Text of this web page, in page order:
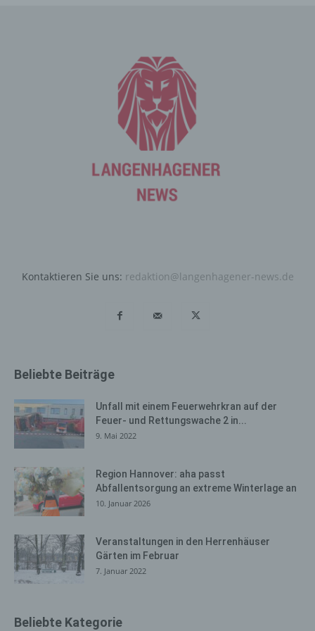
Kontaktieren Sie uns: redaktion@langenhagener-news.de
Beliebte Beiträge
Unfall mit einem Feuerwehrkran auf der
Feuer- und Rettungswache 2 in...
9. Mai 2022
Region Hannover: aha passt
Abfallentsorgung an extreme Winterlage an
10. Januar 2026
Veranstaltungen in den Herrenhäuser
Gärten im Februar
7. Januar 2022
Beliebte Kategorie
unserer Dienste verhindert werden kann, und diese
Daten im Bedarfsfall ermöglichen, begangene Straftaten
aufzuklären. Insofern ist die Speicherung dieser Daten
zur Absicherung des für die Verarbeitung
Verantwortlichen erforderlich. Eine Weitergabe dieser
Daten an Dritte erfolgt grundsätzlich nicht, sofern keine
gesetzliche Pflicht zur Weitergabe besteht oder die
Weitergabe der Strafverfolgung dient.
Die Registrierung der betroffenen Person unter
freiwilliger Angabe personenbezogener Daten dient dem
Personen steht die Möglichkeit frei, die bei der
jederzeit abzuändern oder vollständig aus dem
betroffenen Person jederzeit auf Anfrage Auskunft
darüber, welche personenbezogenen Daten über die
betroffene Person gespeichert sind. Ferner berichtigt
oder löscht der für die Verarbeitung Verantwortliche
Aufbewahrungspflichten entgegenstehen. Die
Gesamtheit der Mitarbeiter des für die Verarbeitung
Verantwortlichen stehen der betroffenen Person in
Verfügung.
Kontaktmöglichkeit über die
Internetseite
Vorschriften Angaben, die eine schnelle elektronische